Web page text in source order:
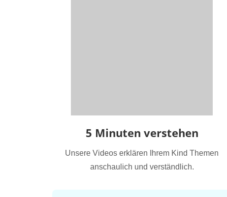
5 Minuten verstehen
Unsere Videos erklären Ihrem Kind Themen
anschaulich und verständlich.